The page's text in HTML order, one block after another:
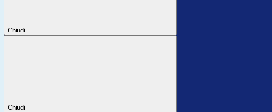
Chiudi
Chiudi